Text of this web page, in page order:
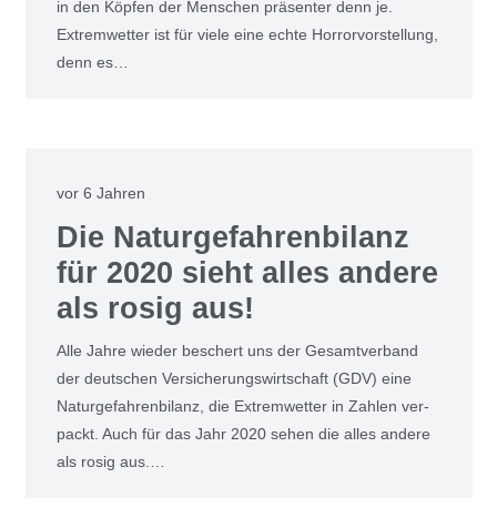
in den Köp­fen der Men­schen prä­sen­ter denn je.
Extrem­wet­ter ist für vie­le eine ech­te Hor­ror­vor­stel­lung,
denn es…
vor 6 Jahren
Die Natur­ge­fah­ren­bi­lanz
für 2020 sieht alles ande­re
als rosig aus!
Alle Jah­re wie­der beschert uns der Gesamt­ver­band
der deut­schen Ver­si­che­rungs­wirt­schaft (GDV) eine
Natur­ge­fah­ren­bi­lanz, die Extrem­wet­ter in Zah­len ver­
packt. Auch für das Jahr 2020 sehen die alles ande­re
als rosig aus.…